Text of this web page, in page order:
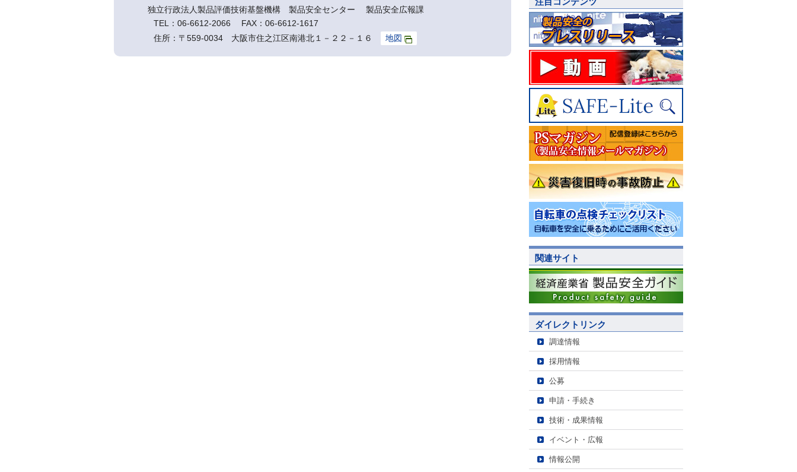
独立行政法人製品評価技術基盤機構 製品安全センター 製品安全広報課
TEL：06-6612-2066 FAX：06-6612-1617
住所：〒559-0034 大阪市住之江区南港北１－２２－１６
地図
関連サイト
ダイレクトリンク
調達情報
採用情報
公募
申請・手続き
技術・成果情報
イベント・広報
情報公開